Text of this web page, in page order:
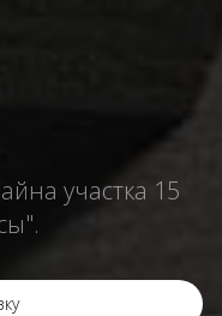
участка 15